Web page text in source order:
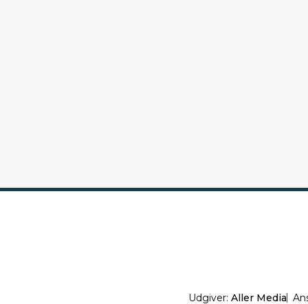
Udgiver: Aller Media